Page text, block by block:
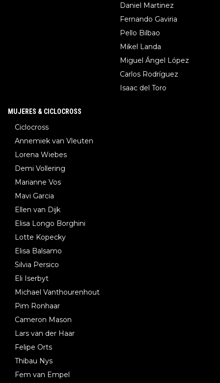
Daniel Martinez
Fernando Gaviria
Pello Bilbao
Mikel Landa
Miguel Ángel López
Carlos Rodríguez
Isaac del Toro
MUJERES & CICLOCROSS
Ciclocross
Annemiek van Vleuten
Lorena Wiebes
Demi Vollering
Marianne Vos
Mavi Garcia
Ellen van Dijk
Elisa Longo Borghini
Lotte Kopecky
Elisa Balsamo
Silvia Persico
Eli Iserbyt
Michael Vanthourenhout
Pim Ronhaar
Cameron Mason
Lars van der Haar
Felipe Orts
Thibau Nys
Fem van Empel